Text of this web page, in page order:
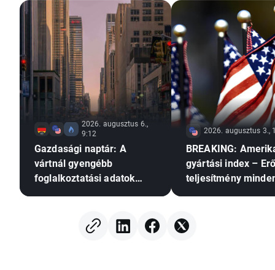
2026. augusztus 6.,
9:12
Gazdasági naptár: A
vártnál gyengébb
foglalkoztatási adatok
kamatemelésre?
2026. augusztus 3.,
BREAKING:
gyártási index –
teljesítmény